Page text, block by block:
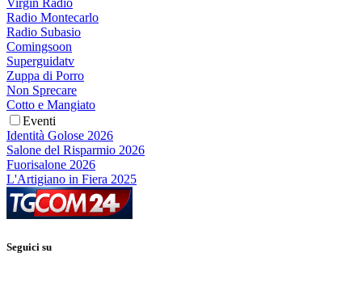
Virgin Radio
Radio Montecarlo
Radio Subasio
Comingsoon
Superguidatv
Zuppa di Porro
Non Sprecare
Cotto e Mangiato
Eventi
Identità Golose 2026
Salone del Risparmio 2026
Fuorisalone 2026
L'Artigiano in Fiera 2025
Seguici su